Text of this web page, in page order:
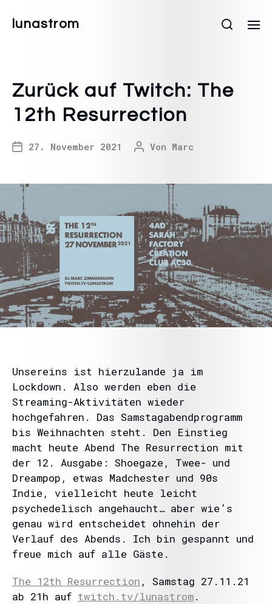
lunastrom
Zurück auf Twitch: The
12th Resurrection
27. November 2021 Von Marc
Unsereins ist hierzulande ja im
Lockdown. Also werden eben die
Streaming-Aktivitäten wieder
hochgefahren. Das Samstagabendprogramm
bis Weihnachten steht. Den Einstieg
macht heute Abend The Resurrection mit
der 12. Ausgabe: Shoegaze, Twee- und
Dreampop, etwas Madchester und 90s
Indie, vielleicht heute leicht
psychedelisch angehaucht… aber wie’s
genau wird entscheidet ohnehin der
Verlauf des Abends. Ich bin gespannt und
freue mich auf alle Gäste.
The 12th Resurrection , Samstag 27.11.21
ab 21h auf twitch.tv/lunastrom.